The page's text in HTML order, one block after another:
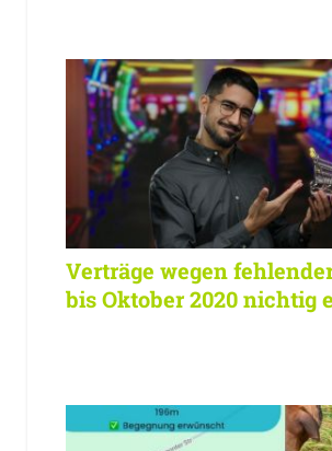
Verträge wegen
bis Oktober 2020 nichtig